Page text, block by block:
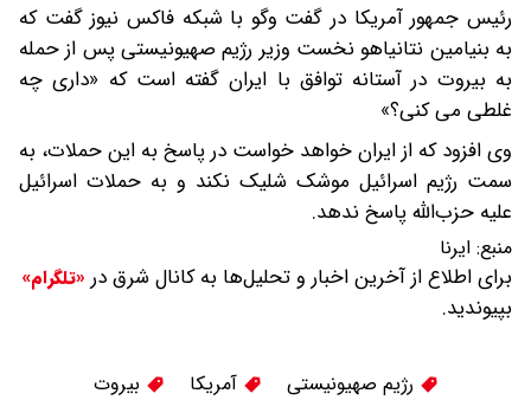
رئیس جمهور آمریکا در گفت وگو با شبکه فاکس نیوز گفت که
به بنیامین نتانیاهو نخست وزیر رژیم صهیونیستی پس از حمله
به بیروت در آستانه توافق با ایران گفته است که «داری چه
غلطی می کنی؟»
وی افزود که از ایران خواهد خواست در پاسخ به این حملات، به
سمت رژیم اسرائیل موشک شلیک نکند و به حملات اسرائیل
علیه حزب‌الله پاسخ ندهد.
منبع: ایرنا
برای اطلاع از آخرین اخبار و تحلیل‌ها به کانال شرق در «تلگرام»
بپیوندید.
رژیم صهیونیستی آمریکا
بیروت